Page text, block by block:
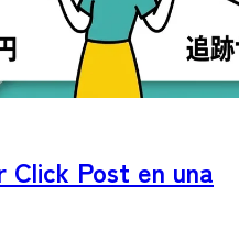
Click Post en una